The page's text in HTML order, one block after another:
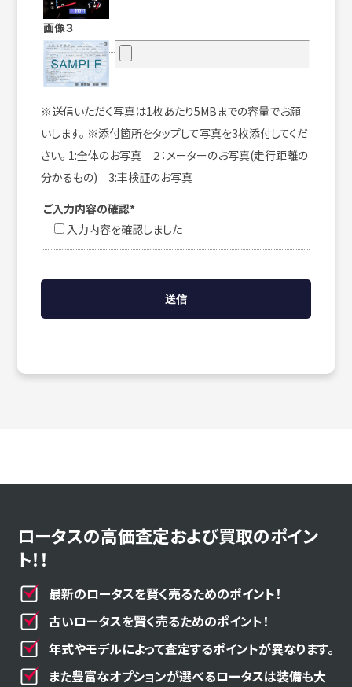
画像３
※送信いただく写真は1枚あたり5MBまでの容量でお願
いします。 ※添付箇所をタップして写真を3枚添付してくだ
さい。 1:全体のお写真 ２：メーターのお写真(走行距離の
分かるもの) 3:車検証のお写真
ご入力内容の確認*
入力内容を確認しました
ロータスの高価査定および買取のポイン
ト！！
最新のロータスを賢く売るためのポイント！
古いロータスを賢く売るためのポイント！
年式やモデルによって査定するポイントが異なります。
また豊富なオプションが選べるロータスは装備も大